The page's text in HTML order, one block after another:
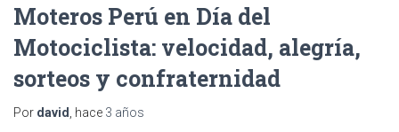
Moteros Perú en Día del
Motociclista: velocidad, alegría,
sorteos y confraternidad
Por david , hace 3 años